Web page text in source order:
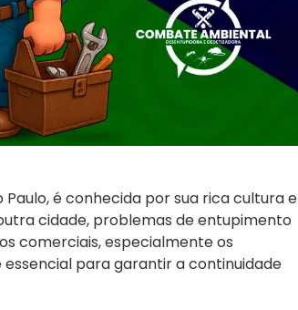
é conhecida por sua rica cultura e
cidade, problemas de entupimento
comerciais, especialmente os
para garantir a continuidade